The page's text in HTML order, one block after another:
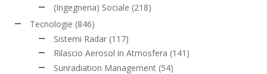
(Ingegneria) Sociale (218)
Tecnologie (846)
Sistemi Radar (117)
Rilascio Aerosol in Atmosfera (141)
Sunradiation Management (54)